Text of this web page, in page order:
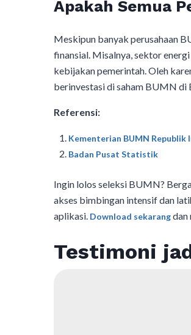
Apakah Semua
Meskipun banyak perusahaan
finansial. Misalnya, sektor
kebijakan pemerintah. Oleh
berinvestasi di saham BUMN di
Referensi:
Kementerian BUMN Republik
Badan Pusat Statistik
Ingin lolos seleksi BUMN?
akses bimbingan intensif dan
aplikasi. Download sekarangdan
Testimoni